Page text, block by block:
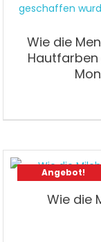
Wie die
Angebot!
Wie die